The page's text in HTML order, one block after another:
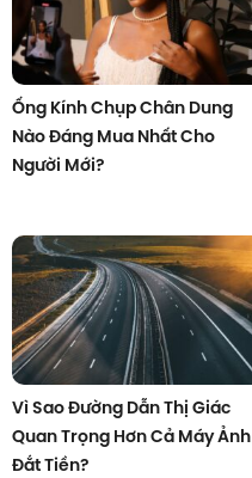
Ống Kính Chụp Chân Dung
Nào Đáng Mua Nhất Cho
Người Mới?
Vì Sao Đường Dẫn Thị Giác
Quan Trọng Hơn Cả Máy Ảnh
Đắt Tiền?